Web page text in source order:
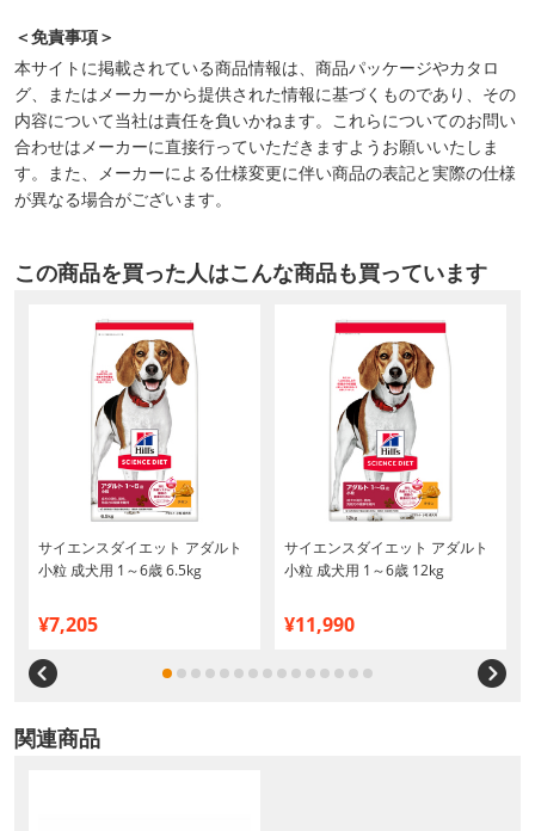
＜免責事項＞
本サイトに掲載されている商品情報は、商品パッケージやカタロ
グ、またはメーカーから提供された情報に基づくものであり、その
内容について当社は責任を負いかねます。これらについてのお問い
合わせはメーカーに直接行っていただきますようお願いいたしま
す。また、メーカーによる仕様変更に伴い商品の表記と実際の仕様
が異なる場合がございます。
この商品を買った人はこんな商品も買っています
サイエンスダイエット アダルト
小粒 成犬用 1～6歳 6.5kg
¥7,205
サイエンスダイエット アダルト
小粒 成犬用 1～6歳 12kg
¥11,990
関連商品